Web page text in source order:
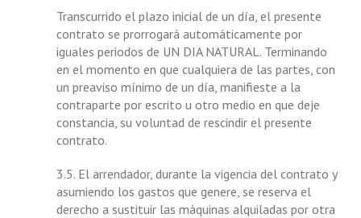
Transcurrido el plazo inicial de un día, el presente
contrato se prorrogará automáticamente por
iguales periodos de UN DIA NATURAL. Terminando
en el momento en que cualquiera de las partes, con
un preaviso mínimo de un día, manifieste a la
contraparte por escrito u otro medio en que deje
constancia, su voluntad de rescindir el presente
contrato.
3.5. El arrendador, durante la vigencia del contrato y
asumiendo los gastos que genere, se reserva el
derecho a sustituir las máquinas alquiladas por otra